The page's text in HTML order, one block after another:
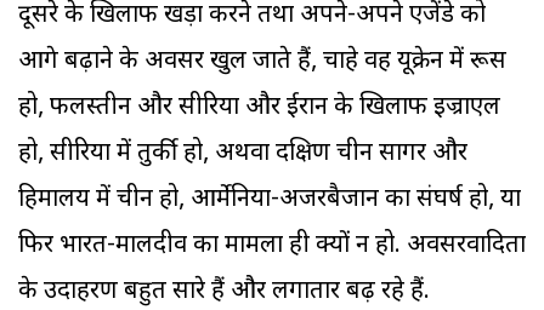
दूसरे के खिलाफ खड़ा करने तथा अपने-अपने एजेंडे को
आगे बढ़ाने के अवसर खुल जाते हैं, चाहे वह यूक्रेन में रूस
हो, फलस्तीन और सीरिया और ईरान के खिलाफ इज्राएल
हो, सीरिया में तुर्की हो, अथवा दक्षिण चीन सागर और
हिमालय में चीन हो, आर्मेनिया-अजरबैजान का संघर्ष हो, या
फिर भारत-मालदीव का मामला ही क्यों न हो. अवसरवादिता
के उदाहरण बहुत सारे हैं और लगातार बढ़ रहे हैं.